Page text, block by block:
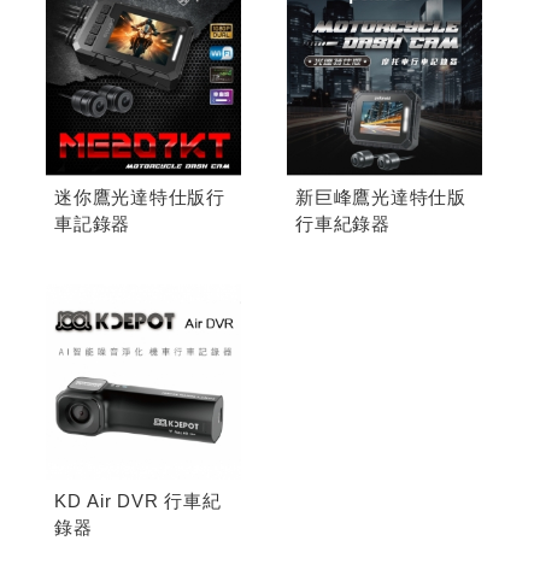
迷你鷹光達特仕版行
車記錄器
新巨峰鷹光達特仕版
行車紀錄器
KD Air DVR 行車紀
錄器